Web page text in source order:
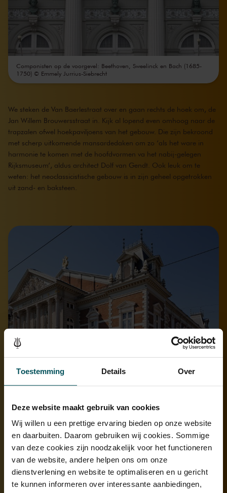
Toestemming Details Over
Deze website maakt gebruik van cookies
Wij willen u een prettige ervaring bieden op onze website
en daarbuiten. Daarom gebruiken wij cookies. Sommige
van deze cookies zijn noodzakelijk voor het functioneren
van de website, andere helpen ons om onze
dienstverlening en website te optimaliseren en u gericht
te kunnen informeren over interessante aanbiedingen,
Componisten op de voorgevel: Beethoven, Sweelinck en Bach (1685-
1750) © Emmely Jurrius-Siebrecht
We steken de Van Baerlestraat over en gaan rechts de hoek om, de
Jan Willem Brouwersstraat in. Kijk al lopend even omhoog naar de
trapzalen ofwel hoekpaviljoens van het gebouw. Die zijn bekroond
met scherp uitkomende mansardedaken om zo ‘als het ware in
harmonie te komen met de hoofdvormen va het nabij-gelegen
Rijksmuseum’, aldus architect Dolf van Gendt. Ook leuk om te
weten: het neoclassicistische gebouw is in zijn geheel opgetrokken
uit zand- en baksteen.
decoratieve elementen aan deze kant van het gebouw. De tweede
ingang is de artiesteningang. Vlak daarachter bevindt zich de
portiersloge. Hier zit 24 uur per dag een portier die het gebouw
bewaakt.Tip: lees het interview met portier Danny van Ekeren.